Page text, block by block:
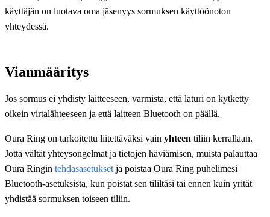
käyttäjän on luotava oma jäsenyys sormuksen käyttöönoton
yhteydessä.
Vianmääritys
Jos sormus ei yhdisty laitteeseen, varmista, että laturi on kytketty
oikein virtalähteeseen ja että laitteen Bluetooth on päällä.
Oura Ring on tarkoitettu liitettäväksi vain yhteen tiliin kerrallaan.
Jotta vältät yhteysongelmat ja tietojen häviämisen, muista palauttaa
Oura Ringin tehdasasetukset ja poistaa Oura Ring puhelimesi
Bluetooth-asetuksista, kun poistat sen tililtäsi tai ennen kuin yrität
yhdistää sormuksen toiseen tiliin.